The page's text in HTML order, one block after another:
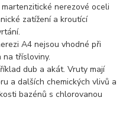
nerezové oceli
zatížení a kroutící
A4 nejsou vhodné při
třísloviny.
dub a akát. Vruty mají
a dalších chemických vlivů a
bazénů s chlorovanou